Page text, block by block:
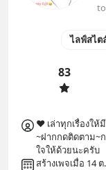
ไลฟ์สไต
83
❤️ เล่าทุกเรื่องใ
~ฝากกดติดตาม~
ใจให้ด้วยนะครับ
สร้างเพจเมื่อ 14